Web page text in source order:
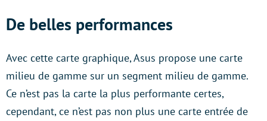
De belles performances
Avec cette carte graphique, Asus propose une carte
milieu de gamme sur un segment milieu de gamme.
Ce n’est pas la carte la plus performante certes,
cependant, ce n’est pas non plus une carte entrée de